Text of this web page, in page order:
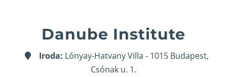
Danube Institute
Iroda: Lónyay-Hatvany Villa - 1015 Budapest,
Csónak u. 1.